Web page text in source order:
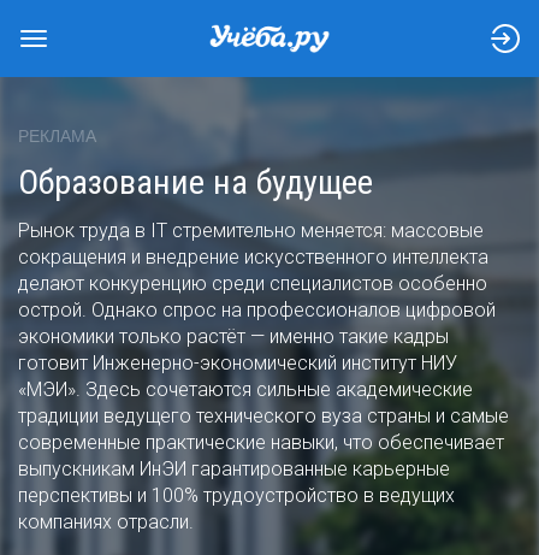
РЕКЛАМА
Образование на будущее
Рынок труда в IT стремительно меняется: массовые
сокращения и внедрение искусственного интеллекта
делают конкуренцию среди специалистов особенно
острой. Однако спрос на профессионалов цифровой
экономики только растёт — именно такие кадры
готовит Инженерно-экономический институт НИУ
«МЭИ». Здесь сочетаются сильные академические
традиции ведущего технического вуза страны и самые
современные практические навыки, что обеспечивает
выпускникам ИнЭИ гарантированные карьерные
перспективы и 100% трудоустройство в ведущих
компаниях отрасли.